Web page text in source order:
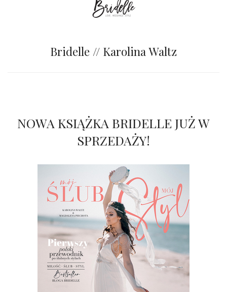
Bridelle // Karolina Waltz
NOWA KSIĄŻKA BRIDELLE JUŻ W
SPRZEDAŻY!